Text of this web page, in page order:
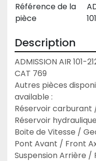
Référence de la
pièce
Description
ADMISSION AIR 101-
CAT 769
Autres pièces
available :
Réservoir carburant
Réservoir
Boite de Vitesse /
Pont Avant / Front
Suspension Arrière /